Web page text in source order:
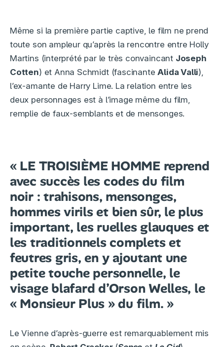
Même si la première partie captive, le film ne prend
toute son ampleur qu’après la rencontre entre Holly
Martins (interprété par le très convaincant Joseph
Cotten) et Anna Schmidt (fascinanteAlida Valli),
l’ex-amante de Harry Lime. La relation entre les
deux personnages est à l’image même du film,
remplie de faux-semblants et de mensonges.
« LE TROISIÈME HOMME reprend
avec succès les codes du film
noir : trahisons, mensonges,
hommes virils et bien sûr, le plus
important, les ruelles glauques et
les traditionnels complets et
feutres gris, en y ajoutant une
petite touche personnelle, le
visage blafard d’Orson Welles, le
« Monsieur Plus » du film. »
Le Vienne d’après-guerre est remarquablement mis